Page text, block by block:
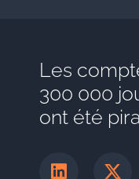
Les
300 000
ont été